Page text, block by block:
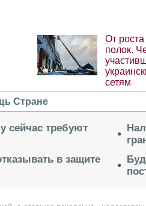
От
полок.
сетям
Стране
сейчас требуют
в защите